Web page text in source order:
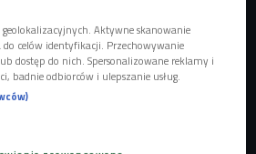
owadów, którym wiele zawdzięczamy
nie czują wysiłku związanego z
Aktywne skanowanie
celów identyfikacji. Przechowywanie
dostęp do nich. Spersonalizowane reklamy i
badnie odbiorców i ulepszanie usług.